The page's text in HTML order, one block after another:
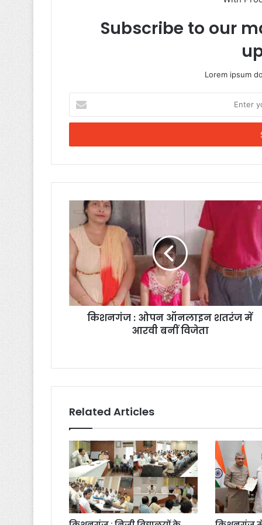
Subscribe to our
Lorem ipsum
your
Email
किशनगंज : ओपन ऑनलाइन शतरंज में
आरवी बनीं विजेता
Related Articles